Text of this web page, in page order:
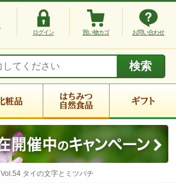
ログイン 買い物カゴ お問い合わせ
Vol.54 タイの文字とミツバチ